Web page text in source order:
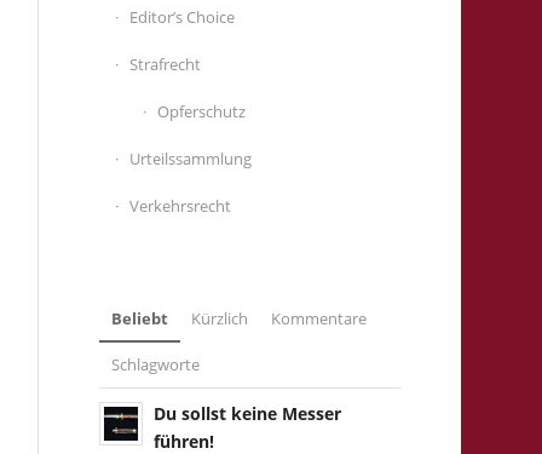
Editor’s Choice
Strafrecht
Opferschutz
Urteilssammlung
Verkehrsrecht
Beliebt Kürzlich Kommentare
Schlagworte
Du sollst keine Messer
führen!